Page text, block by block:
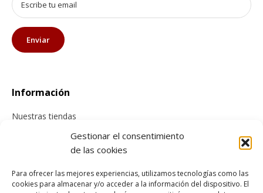
Gestionar el consentimiento
de las cookies
Para ofrecer las mejores experiencias, utilizamos tecnologías como las
cookies para almacenar y/o acceder a la información del dispositivo. El
Información
Nuestras tiendas
Tienda online